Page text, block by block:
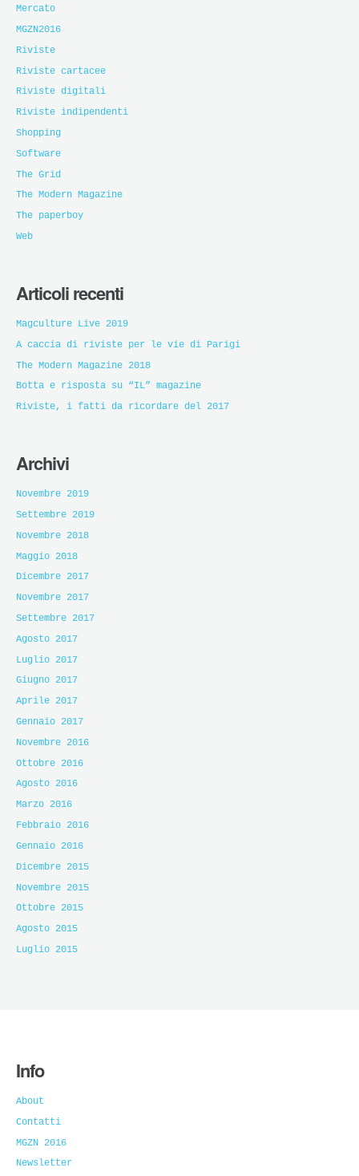
Mercato
MGZN2016
Riviste
Riviste cartacee
Riviste digitali
Riviste indipendenti
Shopping
Software
The Grid
The Modern Magazine
The paperboy
Web
Articoli recenti
Magculture Live 2019
A caccia di riviste per le vie di Parigi
The Modern Magazine 2018
Botta e risposta su “IL” magazine
Riviste, i fatti da ricordare del 2017
Archivi
Novembre 2019
Settembre 2019
Novembre 2018
Maggio 2018
Dicembre 2017
Novembre 2017
Settembre 2017
Agosto 2017
Luglio 2017
Giugno 2017
Aprile 2017
Gennaio 2017
Novembre 2016
Ottobre 2016
Agosto 2016
Marzo 2016
Febbraio 2016
Gennaio 2016
Dicembre 2015
Novembre 2015
Ottobre 2015
Agosto 2015
Luglio 2015
Info
About
Contatti
MGZN 2016
Newsletter